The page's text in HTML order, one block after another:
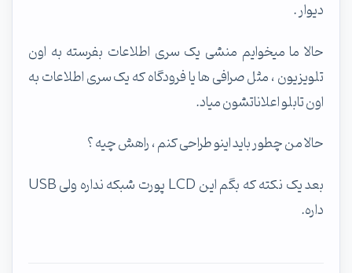
دیوار .
حالا ما میخوایم منشی یک سری اطلاعات بفرسته به اون
تلویزیون ، مثل صرافی ها یا فرودگاه که یک سری اطلاعات به
اون تابلو اعلاناتشون میاد.
حالا من چطور باید اینو طراحی کنم ، راهش چیه ؟
بعد یک نکته که بگم این LCD پورت شبکه نداره ولی USB
داره.